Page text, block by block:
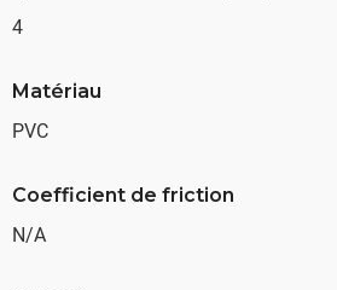
4
Matériau
PVC
Coefficient de friction
N/A